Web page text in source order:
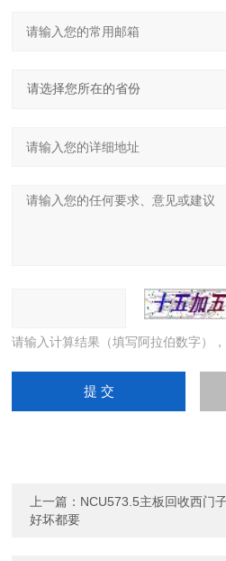
请输入计算结果（填写阿拉伯数字）
上一篇： NCU573.5主板回收西门
好坏都要